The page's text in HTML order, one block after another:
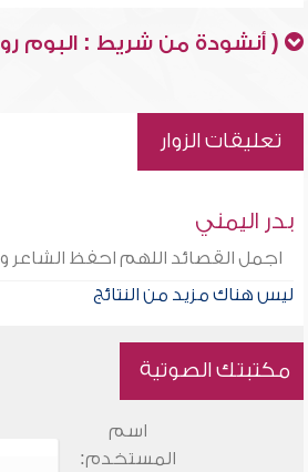
( أنشودة من شريط : البوم
تعليقات الزوار
بدر اليمني
اجمل القصائد اللهم احفظ
ليس هناك مزيد من النتائج
مكتبتك الصوتية
اسم
المستخدم: